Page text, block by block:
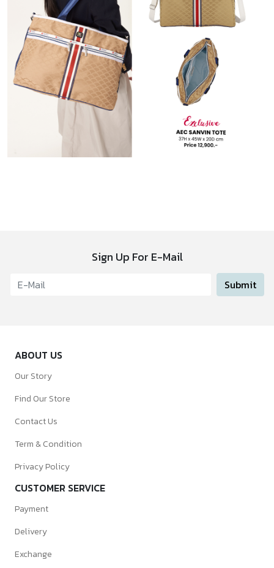
Sign Up For E-Mail
Submit
ABOUT US
Our Story
Find Our Store
Contact Us
Term & Condition
Privacy Policy
CUSTOMER SERVICE
Payment
Delivery
Exchange